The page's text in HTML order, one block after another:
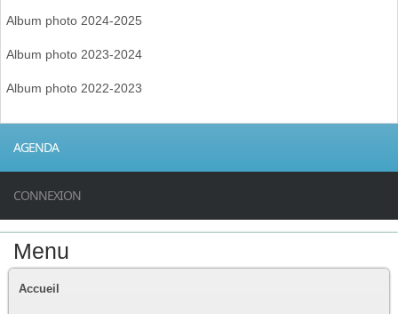
Album photo 2024-2025
Album photo 2023-2024
Album photo 2022-2023
AGENDA
CONNEXION
Menu
Accueil